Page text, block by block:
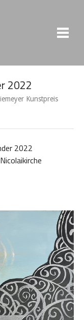
2022
Kunstpreis
2022